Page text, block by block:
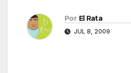
Por El Rata
JUL 8, 2009